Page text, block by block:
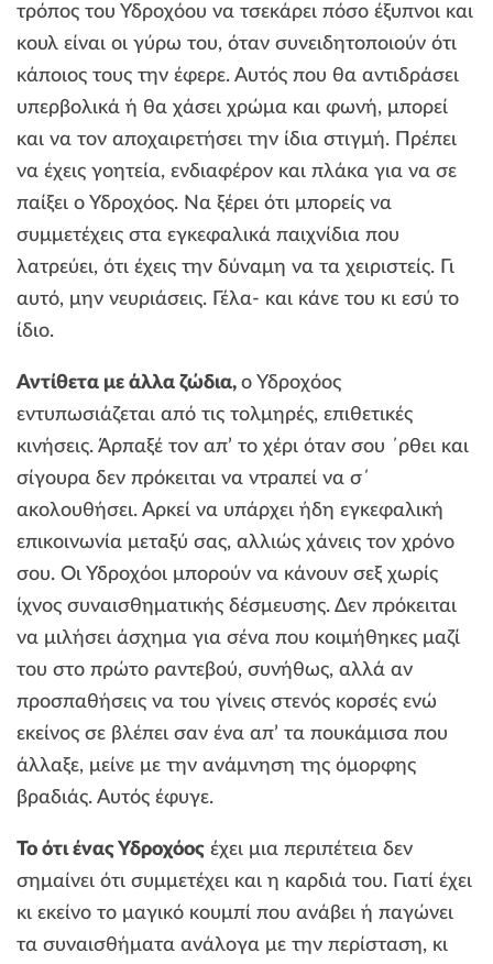
τρόπος του Υδροχόου να τσεκάρει πόσο έξυπνοι και
κουλ είναι οι γύρω του, όταν συνειδητοποιούν ότι
κάποιος τους την έφερε. Αυτός που θα αντιδράσει
υπερβολικά ή θα χάσει χρώμα και φωνή, μπορεί
και να τον αποχαιρετήσει την ίδια στιγμή. Πρέπει
να έχεις γοητεία, ενδιαφέρον και πλάκα για να σε
παίξει ο Υδροχόος. Να ξέρει ότι μπορείς να
συμμετέχεις στα εγκεφαλικά παιχνίδια που
λατρεύει, ότι έχεις την δύναμη να τα χειριστείς. Γι
αυτό, μην νευριάσεις. Γέλα- και κάνε του κι εσύ το
ίδιο.
Αντίθετα με άλλα ζώδια, ο Υδροχόος
εντυπωσιάζεται από τις τολμηρές, επιθετικές
κινήσεις. Άρπαξέ τον απ’ το χέρι όταν σου ΄ρθει και
σίγουρα δεν πρόκειται να ντραπεί να σ΄
ακολουθήσει. Αρκεί να υπάρχει ήδη εγκεφαλική
επικοινωνία μεταξύ σας, αλλιώς χάνεις τον χρόνο
σου. Οι Υδροχόοι μπορούν να κάνουν σεξ χωρίς
ίχνος συναισθηματικής δέσμευσης. Δεν πρόκειται
να μιλήσει άσχημα για σένα που κοιμήθηκες μαζί
του στο πρώτο ραντεβού, συνήθως, αλλά αν
προσπαθήσεις να του γίνεις στενός κορσές ενώ
εκείνος σε βλέπει σαν ένα απ’ τα πουκάμισα που
άλλαξε, μείνε με την ανάμνηση της όμορφης
βραδιάς. Αυτός έφυγε.
Το ότι ένας Υδροχόος έχει μια περιπέτεια δεν
σημαίνει ότι συμμετέχει και η καρδιά του. Γιατί έχει
κι εκείνο το μαγικό κουμπί που ανάβει ή παγώνει
τα συναισθήματα ανάλογα με την περίσταση, κι